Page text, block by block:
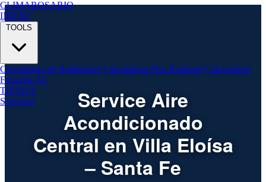
CLIMAROSARIO
INICIO
TOOLS
Calculadora de Radiadores Calculadora Piso Radiante Calculadora
Frigorías AC
TIENDA
Servicios
Service Aire
Acondicionado
Central en Villa Eloísa
– Santa Fe